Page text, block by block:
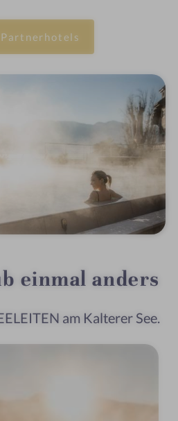
Partnerhotels
einmal anders
am Kalterer See.